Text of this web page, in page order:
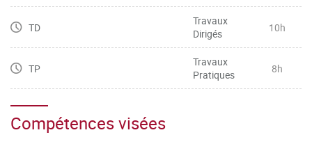
TD
Travaux
Dirigés
10h
TP
Travaux
Pratiques
8h
Compétences visées